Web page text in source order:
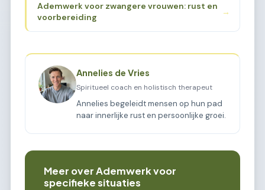
Ademwerk voor zwangere vrouwen: rust en
voorbereiding
→
Annelies de Vries
Spiritueel coach en holistisch therapeut
Annelies begeleidt mensen op hun pad
naar innerlijke rust en persoonlijke groei.
Meer over Ademwerk voor
specifieke situaties